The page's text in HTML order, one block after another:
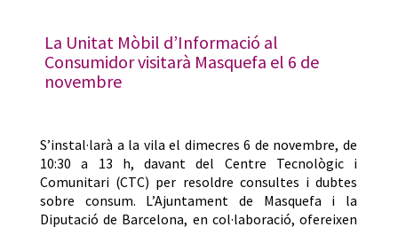
La Unitat Mòbil d’Informació al
Consumidor visitarà Masquefa el 6 de
novembre
S’instal·larà a la vila el dimecres 6 de novembre, de
10:30 a 13 h, davant del Centre Tecnològic i
Comunitari (CTC) per resoldre consultes i dubtes
sobre consum. L’Ajuntament de Masquefa i la
Diputació de Barcelona, en col·laboració, ofereixen